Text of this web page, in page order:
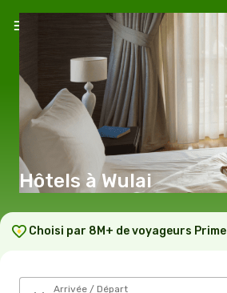
Hôtels à Wulai
Choisi par 8M+ de voyageurs Prime
Arrivée / Départ